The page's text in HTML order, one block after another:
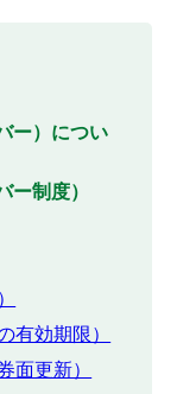
ー）につい
ー制度）
有効期限）
面更新）